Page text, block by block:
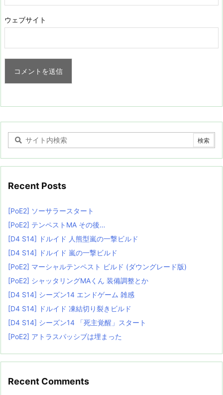
ウェブサイト
Recent Posts
[PoE2] ソーサラースタート
[PoE2] テンペストMA その後…
[D4 S14] ドルイド 人熊型嵐の一撃ビルド
[D4 S14] ドルイド 嵐の一撃ビルド
[PoE2] マーシャルテンペスト ビルド (ダウングレード版)
[PoE2] シャッタリングMAくん 装備調整とか
[D4 S14] シーズン14 エンドゲーム 雑感
[D4 S14] ドルイド 凍結切り裂きビルド
[D4 S14] シーズン14 「死主覚醒」スタート
[PoE2] アトラスパッシブは埋まった
Recent Comments